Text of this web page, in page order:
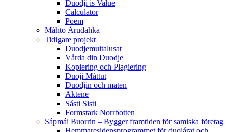
Duodji is Value
Calculator
Poem
Máhto Årudahka
Tidigare projekt
Duodjemuitalusat
Vårda din Duodje
Kopiering och Plagiering
Duoji Máttut
Duodjin och maten
Aktene
Sásti Sisti
Formstark Norrbotten
Sápmái Buorrin – Bygger framtiden för samiska företag